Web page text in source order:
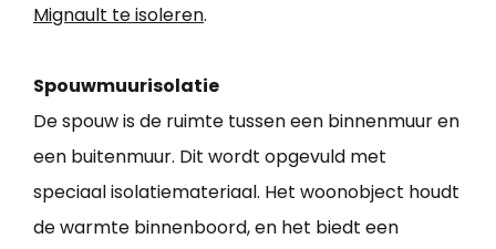
Mignault te isoleren.
Spouwmuurisolatie
De spouw is de ruimte tussen een binnenmuur en
een buitenmuur. Dit wordt opgevuld met
speciaal isolatiemateriaal. Het woonobject houdt
de warmte binnenboord, en het biedt een